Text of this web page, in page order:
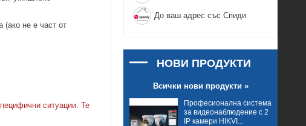
(ако не е част от
ситуации. Те
До ваш адрес със Спиди
НОВИ ПРОДУКТИ
Всички нови продукти »
Професионална система
за видеонаблюдение с 2
IP камери HIKVI...